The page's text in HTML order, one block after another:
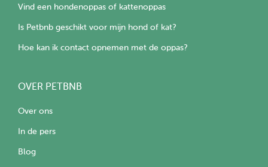
Vind een hondenoppas of kattenoppas
Is Petbnb geschikt voor mijn hond of kat?
Hoe kan ik contact opnemen met de oppas?
OVER PETBNB
Over ons
In de pers
Blog